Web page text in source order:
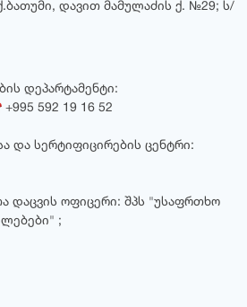
დავით მამულაძის ქ. №29; ს/
დეპარტამენტი:
592 19 16 52
და სერტიფიცირების ცენტრი:
დაცვის ოფიცერი: შპს "უსაფრთხო
;